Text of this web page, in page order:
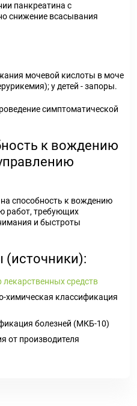
панкреатина с
снижение всасывания
мочевой кислоты в моче
у детей - запоры.
симптоматической
к вождению
способность к вождению
работ, требующих
и быстроты
(источники):
лекарственных средств
химическая классификация
болезней (МКБ-10)
от производителя